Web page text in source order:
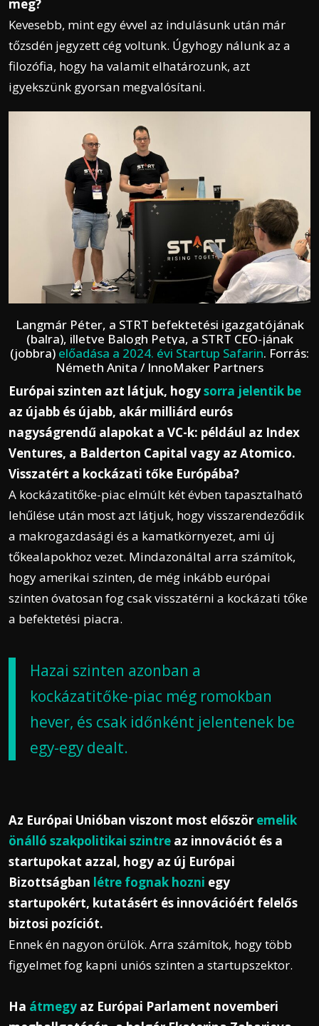
meg?
Kevesebb, mint egy évvel az indulásunk után már
tőzsdén jegyzett cég voltunk. Úgyhogy nálunk az a
filozófia, hogy ha valamit elhatározunk, azt
igyekszünk gyorsan megvalósítani.
Langmár Péter, a STRT befektetési igazgatójának
(balra), illetve Balogh Petya, a STRT CEO-jának
(jobbra) előadása a 2024. évi Startup Safarin. Forrás:
Németh Anita / InnoMaker Partners
Európai szinten azt látjuk, hogysorra jelentik be
az újabb és újabb, akár milliárd eurós
nagyságrendű alapokat a VC-k: például az Index
Ventures, a Balderton Capital vagy az Atomico.
Visszatért a kockázati tőke Európába?
A kockázatitőke-piac elmúlt két évben tapasztalható
lehűlése után most azt látjuk, hogy visszarendeződik
a makrogazdasági és a kamatkörnyezet, ami új
tőkealapokhoz vezet. Mindazonáltal arra számítok,
hogy amerikai szinten, de még inkább európai
szinten óvatosan fog csak visszatérni a kockázati tőke
a befektetési piacra.
Hazai szinten azonban a
kockázatitőke-piac még romokban
hever, és csak időnként jelentenek be
egy-egy dealt.
Az Európai Unióban viszont most először emelik
önálló szakpolitikai szintre az innovációt és a
startupokat azzal, hogy az új Európai
Bizottságban létre fognak hozni egy
startupokért, kutatásért és innovációért felelős
biztosi pozíciót.
Ennek én nagyon örülök. Arra számítok, hogy több
figyelmet fog kapni uniós szinten a startupszektor.
Ha átmegy az Európai Parlament novemberi